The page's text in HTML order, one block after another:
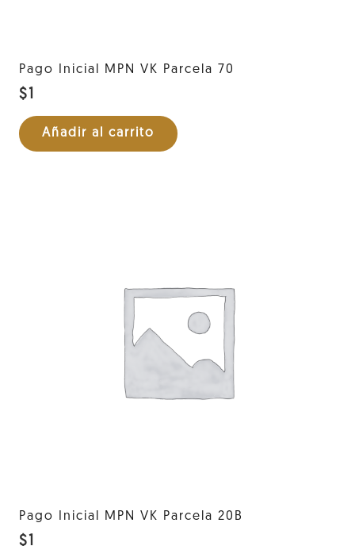
Pago Inicial MPN VK Parcela 70
$1
Añadir al carrito
Pago Inicial MPN VK Parcela 20B
$ 1